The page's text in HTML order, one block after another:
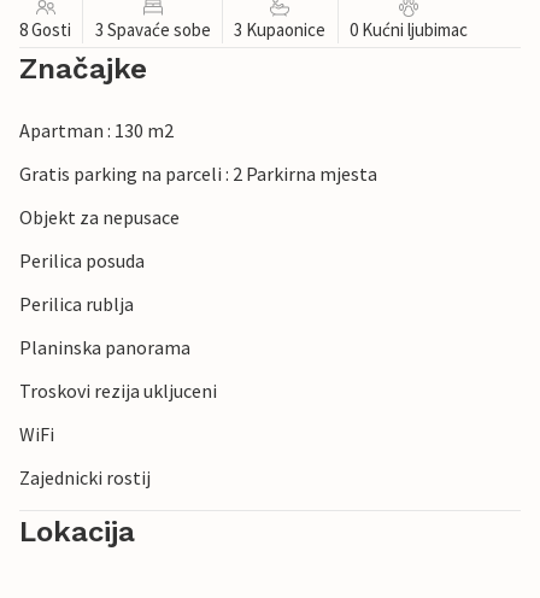
8 Gosti 3 Spavaće sobe 3 Kupaonice 0 Kućni ljubimac
Značajke
Apartman : 130 m2
Gratis parking na parceli : 2 Parkirna mjesta
Objekt za nepusace
Perilica posuda
Perilica rublja
Planinska panorama
Troskovi rezija ukljuceni
WiFi
Zajednicki rostij
Lokacija